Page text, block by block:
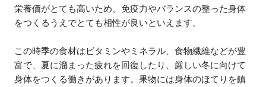
栄養価がとても高いため、免疫力やバランスの整った身体
をつくるうえでとても相性が良いといえます。
この時季の食材はビタミンやミネラル、食物繊維などが豊
富で、夏に溜まった疲れを回復したり、厳しい冬に向けて
身体をつくる働きがあります。果物には身体のほてりを鎮